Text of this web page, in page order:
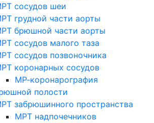
сосудов шеи
грудной части аорты
брюшной части аорты
сосудов малого таза
сосудов позвоночника
коронарных сосудов
МР-коронарография
полости
забрюшинного пространства
МРТ надпочечников